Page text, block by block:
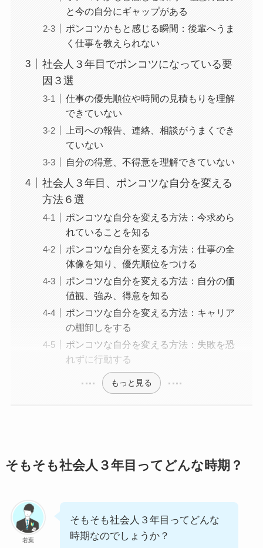
と今の自分にギャップがある
ポンコツかもと感じる瞬間：後輩へうま
く仕事を教えられない
社会人３年目でポンコツになっている要
因３選
仕事の優先順位や時間の見積もりを理解
できていない
上司への報告、連絡、相談がうまくでき
ていない
自分の得意、不得意を理解できていない
社会人３年目、ポンコツな自分を変える
方法６選
ポンコツな自分を変える方法：今求めら
れていることを知る
ポンコツな自分を変える方法：仕事の全
体像を知り、優先順位をつける
ポンコツな自分を変える方法：自分の価
値観、強み、得意を知る
ポンコツな自分を変える方法：キャリア
の棚卸しをする
ポンコツな自分を変える方法：失敗を恐
れずに行動する
もっと見る
そもそも社会人３年目ってどんな時期？
若葉
そもそも社会人３年目ってどんな
時期なのでしょうか？